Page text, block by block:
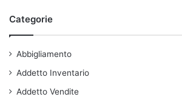
Categorie
Abbigliamento
Addetto Inventario
Addetto Vendite